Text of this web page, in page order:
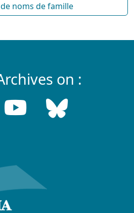
noms de famille
on :